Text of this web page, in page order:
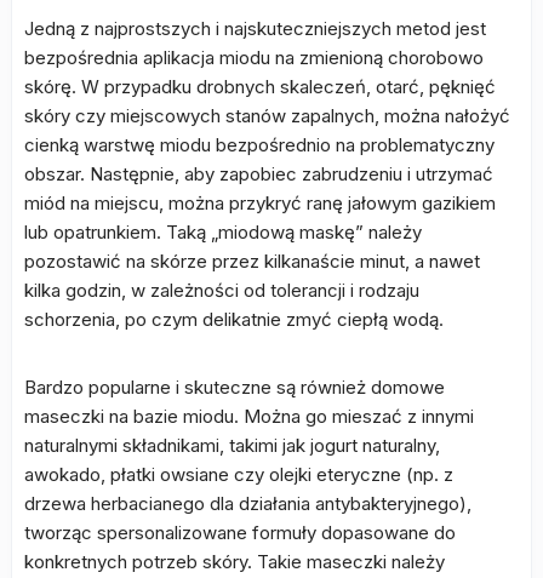
Jedną z najprostszych i najskuteczniejszych metod jest
bezpośrednia aplikacja miodu na zmienioną chorobowo
skórę. W przypadku drobnych skaleczeń, otarć, pęknięć
skóry czy miejscowych stanów zapalnych, można nałożyć
cienką warstwę miodu bezpośrednio na problematyczny
obszar. Następnie, aby zapobiec zabrudzeniu i utrzymać
miód na miejscu, można przykryć ranę jałowym gazikiem
lub opatrunkiem. Taką „miodową maskę” należy
pozostawić na skórze przez kilkanaście minut, a nawet
kilka godzin, w zależności od tolerancji i rodzaju
schorzenia, po czym delikatnie zmyć ciepłą wodą.
Bardzo popularne i skuteczne są również domowe
maseczki na bazie miodu. Można go mieszać z innymi
naturalnymi składnikami, takimi jak jogurt naturalny,
awokado, płatki owsiane czy olejki eteryczne (np. z
drzewa herbacianego dla działania antybakteryjnego),
tworząc spersonalizowane formuły dopasowane do
konkretnych potrzeb skóry. Takie maseczki należy